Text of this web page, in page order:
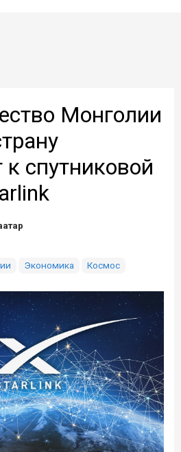
Монголии
спутниковой
Экономика Космос